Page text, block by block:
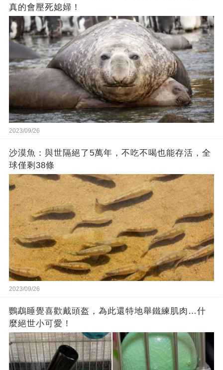
真的會壓死媳婦！
2023/09/26
沙漠魚：與世隔絕了5萬年，不吃不喝也能存活，全
球僅剩38條
2023/09/26
鸚鵡睡覺喜歡戴頭盔，為此還特地舉鐵練肌肉…什
麼絕世小可愛！